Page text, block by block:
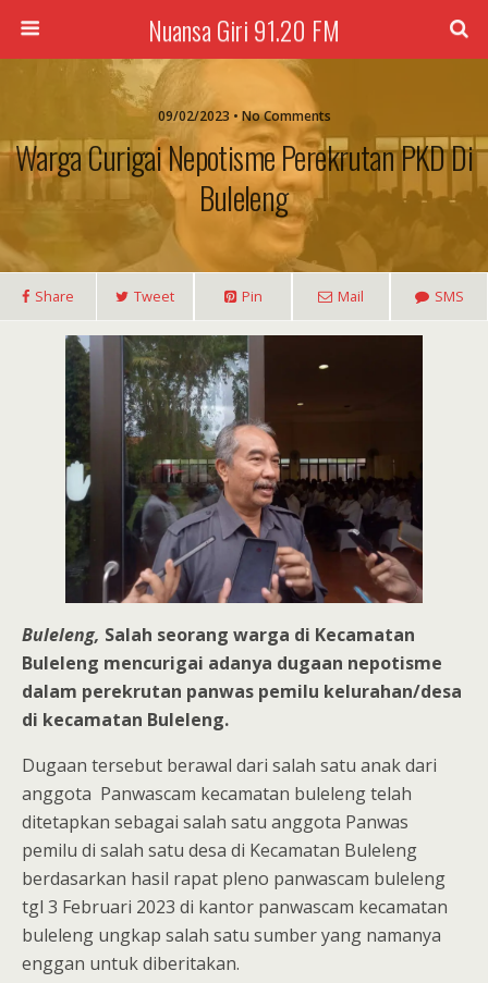
Nuansa Giri 91.20 FM
09/02/2023 • No Comments
Warga Curigai Nepotisme Perekrutan PKD Di
Buleleng
Share Tweet Pin Mail SMS
Buleleng, Salah seorang warga di Kecamatan
Buleleng mencurigai adanya dugaan nepotisme
dalam perekrutan panwas pemilu kelurahan/desa
di kecamatan Buleleng.
Dugaan tersebut berawal dari salah satu anak dari
anggota Panwascam kecamatan buleleng telah
ditetapkan sebagai salah satu anggota Panwas
pemilu di salah satu desa di Kecamatan Buleleng
berdasarkan hasil rapat pleno panwascam buleleng
tgl 3 Februari 2023 di kantor panwascam kecamatan
buleleng ungkap salah satu sumber yang namanya
enggan untuk diberitakan.